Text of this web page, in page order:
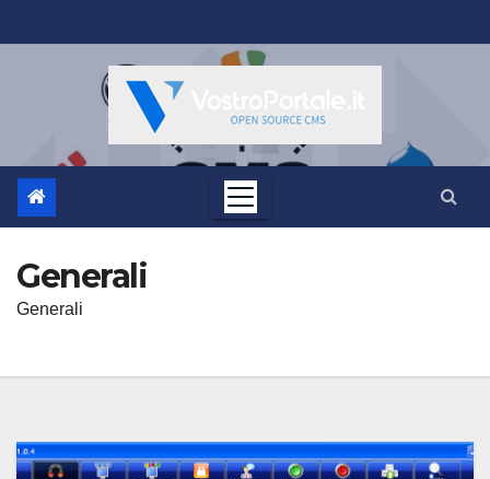
al
Generali
Generali